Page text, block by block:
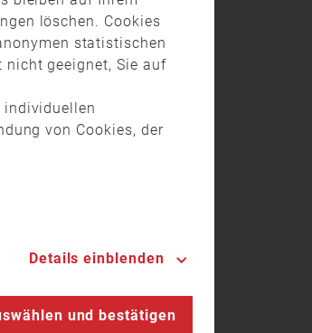
löschen. Cookies
statistischen
nicht geeignet, Sie auf
individuellen
von Cookies, der
Details einblenden
und bestätigen